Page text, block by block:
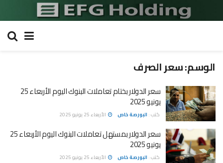
الوسم:سعر الصرف
سعر الدولار بختام تعاملات البنوك اليوم الأربعاء 25
يونيو 2025
كتب : البورصة خاص الأربعاء 25 يونيو 2025
سعر الدولار بمستهل تعاملات البنوك اليوم الأربعاء 25
يونيو 2025
كتب : البورصة خاص الأربعاء 25 يونيو 2025